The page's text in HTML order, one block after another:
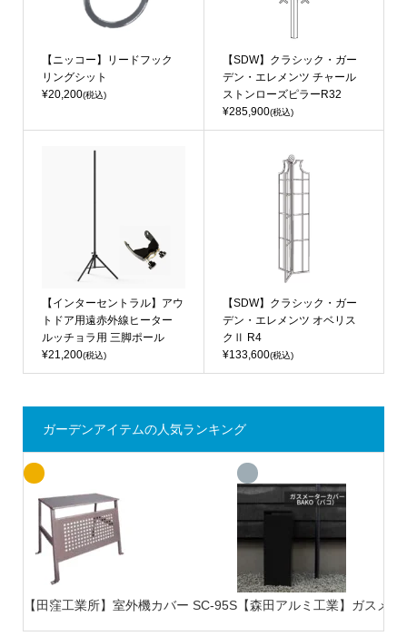
【ニッコー】リードフック
リングシット
¥20,200(税込)
【SDW】クラシック・ガー
デン・エレメンツ チャール
ストンローズピラーR32
¥285,900(税込)
【インターセントラル】アウ
トドア用遠赤外線ヒーター
ルッチョラ用 三脚ポール
¥21,200(税込)
【SDW】クラシック・ガー
デン・エレメンツ オベリス
クⅡ R4
¥133,600(税込)
ガーデンアイテムの人気ランキング
【田窪工業所】室外機カバー SC-95S【森田アルミ工業】ガスメ